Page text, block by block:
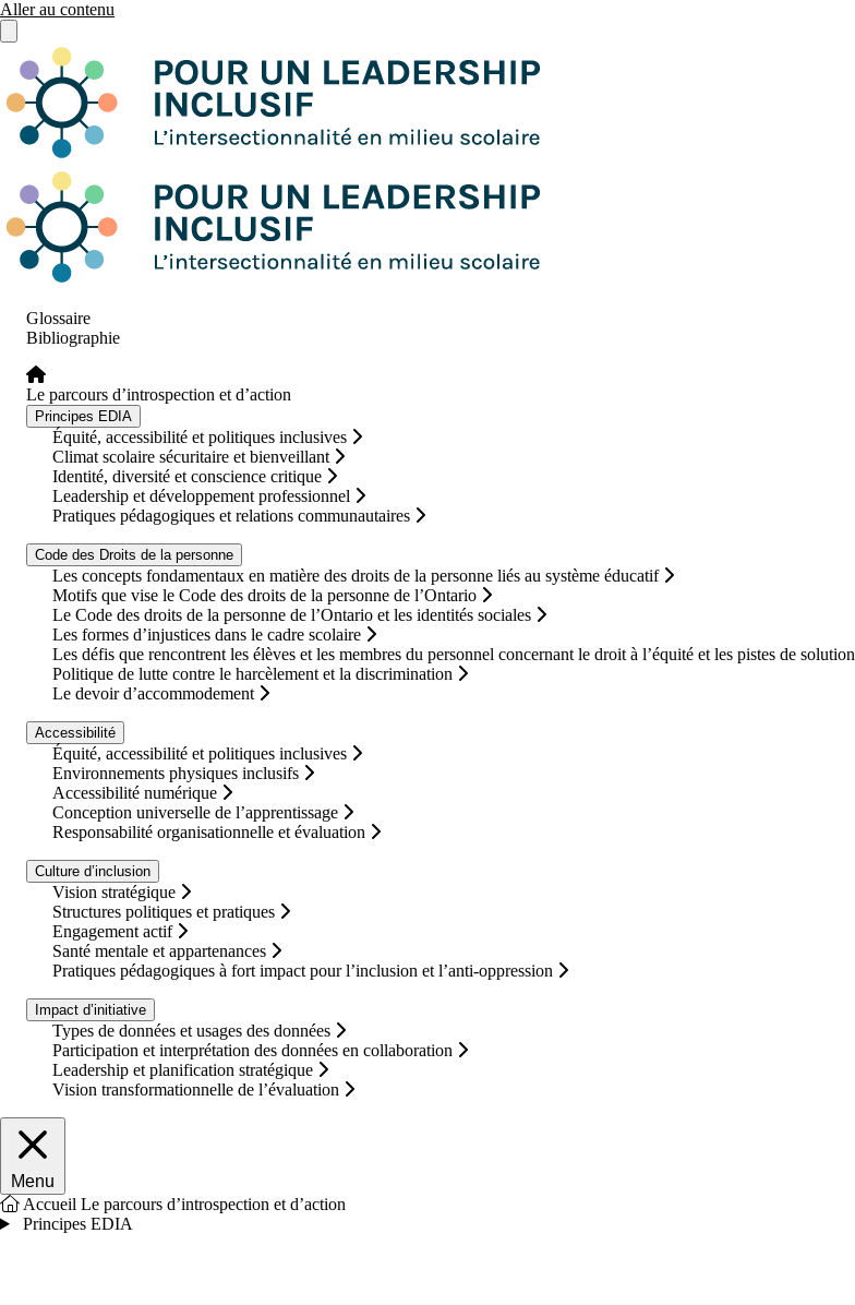
Aller au contenu
Glossaire
Bibliographie
Le parcours d’introspection et d’action
Principes EDIA
Équité, accessibilité et politiques inclusives
Climat scolaire sécuritaire et bienveillant
Identité, diversité et conscience critique
Leadership et développement professionnel
Pratiques pédagogiques et relations communautaires
Code des Droits de la personne
Les concepts fondamentaux en matière des droits de la personne liés au système éducatif
Motifs que vise le Code des droits de la personne de l’Ontario
Le Code des droits de la personne de l’Ontario et les identités sociales
Les formes d’injustices dans le cadre scolaire
Les défis que rencontrent les élèves et les membres du personnel concernant le droit à l’équité et les pistes de solution
Politique de lutte contre le harcèlement et la discrimination
Le devoir d’accommodement
Accessibilité
Équité, accessibilité et politiques inclusives
Environnements physiques inclusifs
Accessibilité numérique
Conception universelle de l’apprentissage
Responsabilité organisationnelle et évaluation
Culture d’inclusion
Vision stratégique
Structures politiques et pratiques
Engagement actif
Santé mentale et appartenances
Pratiques pédagogiques à fort impact pour l’inclusion et l’anti-oppression
Impact d’initiative
Types de données et usages des données
Participation et interprétation des données en collaboration
Leadership et planification stratégique
Vision transformationnelle de l’évaluation
Fermer le menu principal
Menu
Accueil Le parcours d’introspection et d’action
Principes EDIA